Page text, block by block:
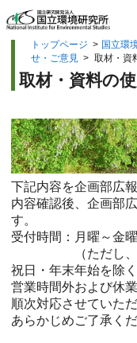
トップページ > 国立環
せ・ご意見 > 取材・資
取材・資料の
下記内容を企画部広
内容確認後、企画部
す。
受付時間：月曜～金
（ただし、12時
祝日・年末年始を除く
営業時間外および休
順次対応させていただ
あらかじめご了承くだ